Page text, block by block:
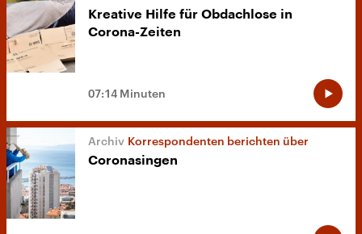
Kreative Hilfe für Obdachlose in
Corona-Zeiten
07:14 Minuten
Korrespondenten berichten über
Coronasingen